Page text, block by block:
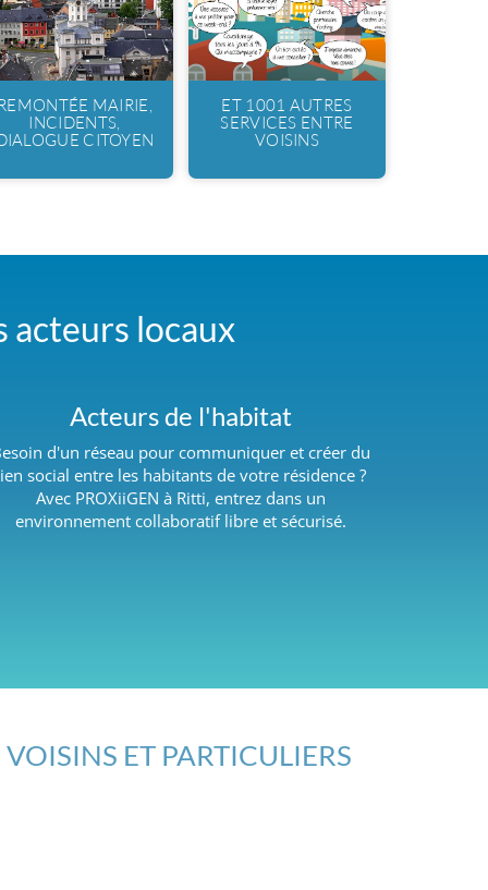
MAIRIE,
INCIDENTS,
CITOYEN
ET 1001 AUTRES
SERVICES ENTRE
VOISINS
acteurs locaux
Acteurs de l'habitat
d'un réseau pour communiquer et créer du
social entre les habitants de votre résidence ?
Avec PROXiiGEN à Ritti, entrez dans un
environnement collaboratif libre et sécurisé.
ET PARTICULIERS